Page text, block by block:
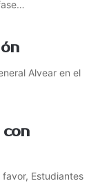
Alvear en el
Estudiantes